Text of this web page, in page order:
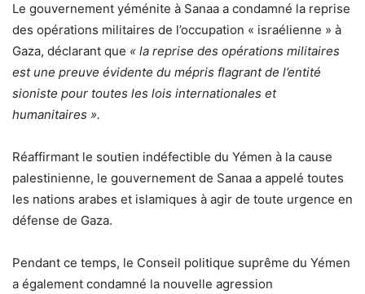
Le gouvernement yéménite à Sanaa a condamné la reprise
des opérations militaires de l’occupation « israélienne » à
Gaza, déclarant que « la reprise des opérations militaires
est une preuve évidente du mépris flagrant de l’entité
sioniste pour toutes les lois internationales et
humanitaires ».
Réaffirmant le soutien indéfectible du Yémen à la cause
palestinienne, le gouvernement de Sanaa a appelé toutes
les nations arabes et islamiques à agir de toute urgence en
défense de Gaza.
Pendant ce temps, le Conseil politique suprême du Yémen
a également condamné la nouvelle agression